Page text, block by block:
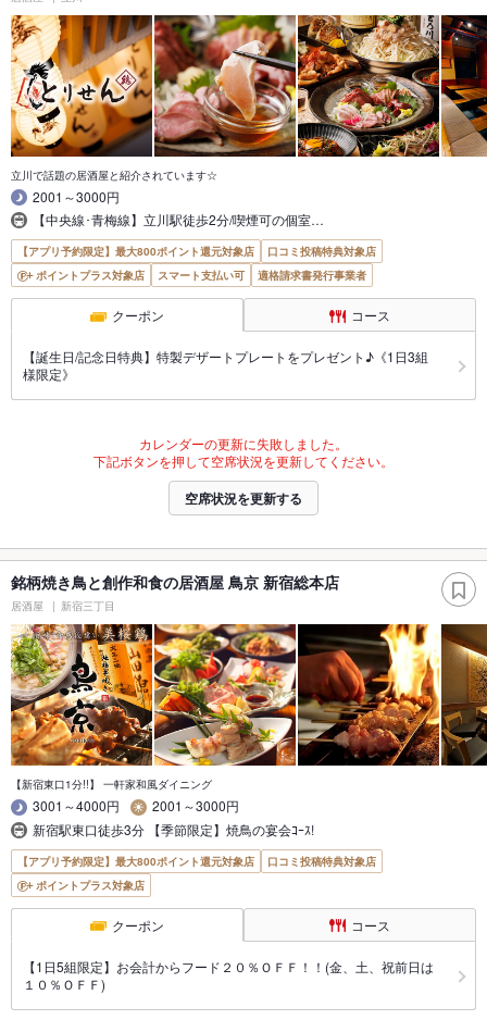
立川で話題の居酒屋と紹介されています☆
2001～3000円
【中央線･青梅線】立川駅徒歩2分/喫煙可の個室…
【アプリ予約限定】最大800ポイント還元対象店
口コミ投稿特典対象店
ポイントプラス対象店
スマート支払い可 適格請求書発行事業者
クーポン コース
【誕生日/記念日特典】特製デザートプレートをプレゼント♪《1日3組
様限定》
カレンダーの更新に失敗しました。
下記ボタンを押して空席状況を更新してください。
空席状況を更新する
銘柄焼き鳥と創作和食の居酒屋 鳥京 新宿総本店
居酒屋 新宿三丁目
【新宿東口1分!!】 一軒家和風ダイニング
3001～4000円
2001～3000円
新宿駅東口徒歩3分 【季節限定】焼鳥の宴会ｺｰｽ!
【アプリ予約限定】最大800ポイント還元対象店
口コミ投稿特典対象店
ポイントプラス対象店
クーポン コース
【1日5組限定】お会計からフード２０％ＯＦＦ！！(金、土、祝前日は
１０％ＯＦＦ)